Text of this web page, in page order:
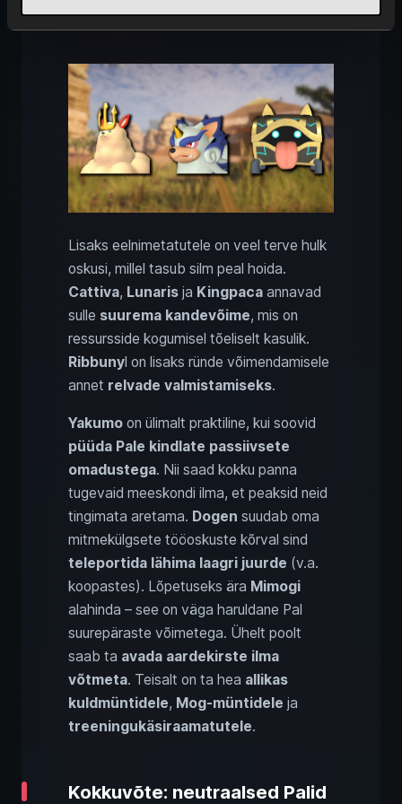
meisterdamine
Lisaks eelnimetatutele on veel terve hulk
oskusi, millel tasub silm peal hoida.
Cattiva, Lunaris ja Kingpaca annavad
sulle suurema kandevõime, mis on
ressursside kogumisel tõeliselt kasulik.
Ribbuny l on lisaks ründe võimendamisele
annet relvade valmistamiseks.
Yakumo on ülimalt praktiline, kui soovid
püüda Pale kindlate passiivsete
omadustega. Nii saad kokku panna
tugevaid meeskondi ilma, et peaksid neid
tingimata aretama. Dogen suudab oma
mitmekülgsete tööoskuste kõrval sind
teleportida lähima laagri juurde (v.a.
koopastes). Lõpetuseks ära Mimogi
alahinda – see on väga haruldane Pal
suurepäraste võimetega. Ühelt poolt
saab ta avada aardekirste ilma
võtmeta. Teisalt on ta hea allikas
kuldmüntidele, Mog-müntidele ja
treeningukäsiraamatutele.
Kokkuvõte: neutraalsed Palid